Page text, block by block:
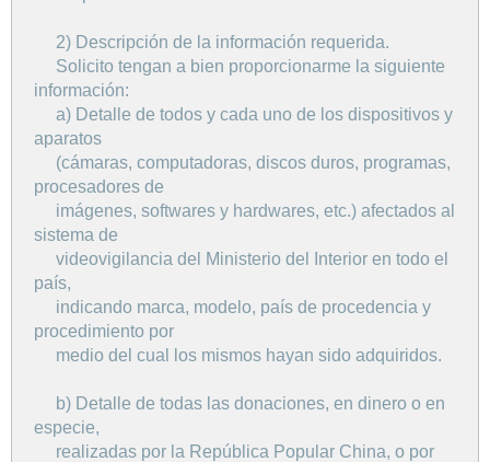
2) Descripción de la información requerida.
Solicito tengan a bien proporcionarme la siguiente
información:
a) Detalle de todos y cada uno de los dispositivos y
aparatos
(cámaras, computadoras, discos duros, programas,
procesadores de
imágenes, softwares y hardwares, etc.) afectados al
sistema de
videovigilancia del Ministerio del Interior en todo el
país,
indicando marca, modelo, país de procedencia y
procedimiento por
medio del cual los mismos hayan sido adquiridos.
b) Detalle de todas las donaciones, en dinero o en
especie,
realizadas por la República Popular China, o por